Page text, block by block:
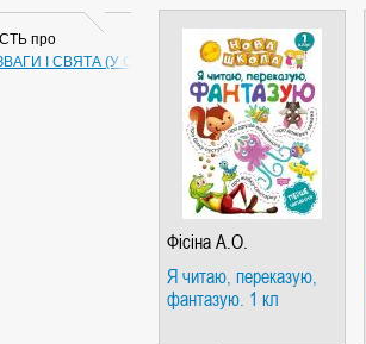
про
І СВЯТА (У СХЕМАХ, ТАБЛИЦЯХ,
Фісіна А.О.
Я читаю, переказую,
фантазую. 1 кл